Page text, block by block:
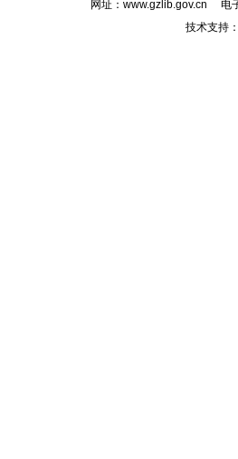
网址：www.gzlib.gov.cn 电
技术支持